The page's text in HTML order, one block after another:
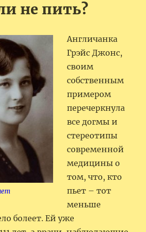
не пить?
Англичанка
Грэйс Джонс,
своим
собственным
примером
перечеркнула
все догмы и
стереотипы
современной
медицины о
том, что, кто
пьет – тот
меньше
болеет. Ей уже